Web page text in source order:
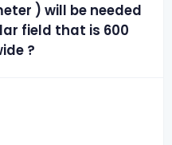
) will be needed
field that is 600
?